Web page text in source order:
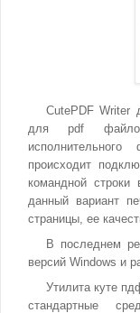
CutePDF Writer
для pdf
происходит
командной
данный вариант
страницы, ее
В последнем
версий Windows и
Утилита куте
стандартные